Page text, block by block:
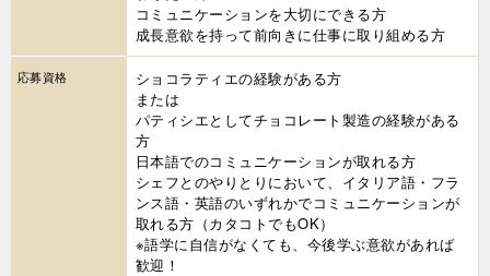
コミュニケーションを大切にできる方
成長意欲を持って前向きに仕事に取り組める方
応募資格
ショコラティエの経験がある方
または
パティシエとしてチョコレート製造の経験がある
方
日本語でのコミュニケーションが取れる方
シェフとのやりとりにおいて、イタリア語・フラ
ンス語・英語のいずれかでコミュニケーションが
取れる方（カタコトでもOK）
※語学に自信がなくても、今後学ぶ意欲があれば
歓迎！